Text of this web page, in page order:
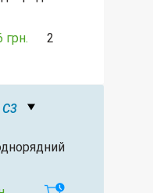
грн. 2